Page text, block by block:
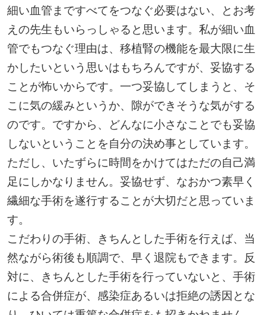
細い血管まですべてをつなぐ必要はない、とお考
えの先生もいらっしゃると思います。私が細い血
管でもつなぐ理由は、移植腎の機能を最大限に生
かしたいという思いはもちろんですが、妥協する
ことが怖いからです。一つ妥協してしまうと、そ
こに気の緩みというか、隙ができそうな気がする
のです。ですから、どんなに小さなことでも妥協
しないということを自分の決め事としています。
ただし、いたずらに時間をかけてはただの自己満
足にしかなりません。妥協せず、なおかつ素早く
繊細な手術を遂行することが大切だと思っていま
す。
こだわりの手術、きちんとした手術を行えば、当
然ながら術後も順調で、早く退院もできます。反
対に、きちんとした手術を行っていないと、手術
による合併症が、感染症あるいは拒絶の誘因とな